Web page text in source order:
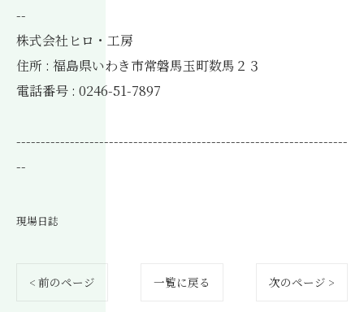
--
株式会社ヒロ・工房
住所 : 福島県いわき市常磐馬玉町数馬２３
電話番号 : 0246-51-7897
--------------------------------------------------------------------
--
現場日誌
< 前のページ 一覧に戻る 次のページ >